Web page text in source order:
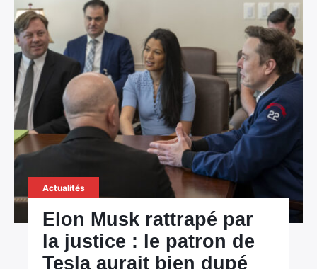
Actualités
Elon Musk rattrapé par
la justice : le patron de
Tesla aurait bien dupé